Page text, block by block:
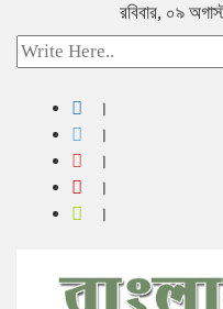
রবিবার, ০৯